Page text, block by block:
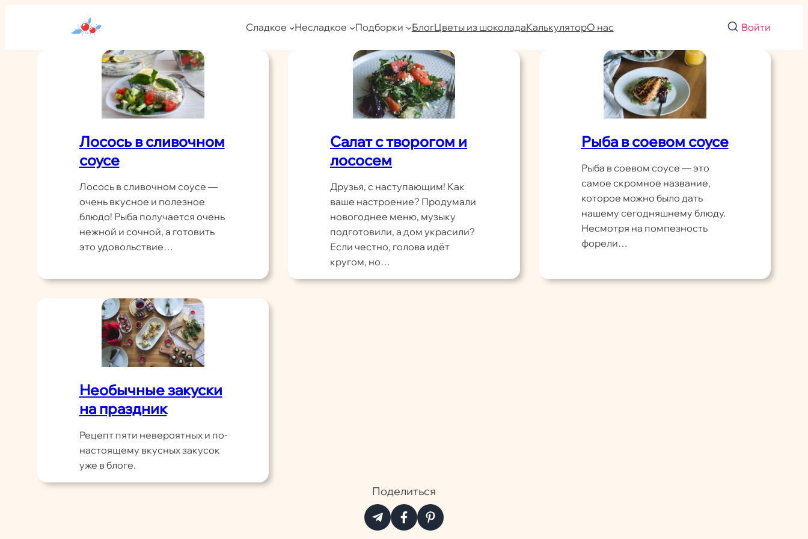
Сладкое Несладкое Подборки БлогЦветы из шоколадаКалькуляторО нас Войти
Лосось в сливочном
соусе
Лосось в сливочном соусе —
очень вкусное и полезное
блюдо! Рыба получается очень
нежной и сочной, а готовить
это удовольствие…
Салат с творогом и
лососем
Друзья, с наступающим! Как
ваше настроение? Продумали
новогоднее меню, музыку
подготовили, а дом украсили?
Если честно, голова идёт
кругом, но…
Рыба в соевом соусе
Рыба в соевом соусе — это
самое скромное название,
которое можно было дать
нашему сегодняшнему блюду.
Несмотря на помпезность
форели…
Необычные закуски
на праздник
Рецепт пяти невероятных и по-
настоящему вкусных закусок
уже в блоге.
Поделиться